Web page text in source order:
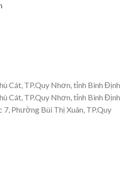
Cát, TP.Quy Nhơn, tỉnh Bình Định
Cát, TP.Quy Nhơn, tỉnh Bình Định
7, Phường Bùi Thị Xuân, TP.Quy